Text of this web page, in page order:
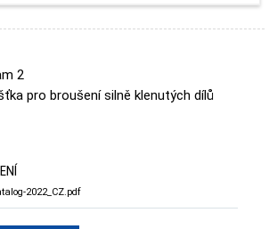
2
pro broušení silně klenutých dílů
2022_CZ.pdf